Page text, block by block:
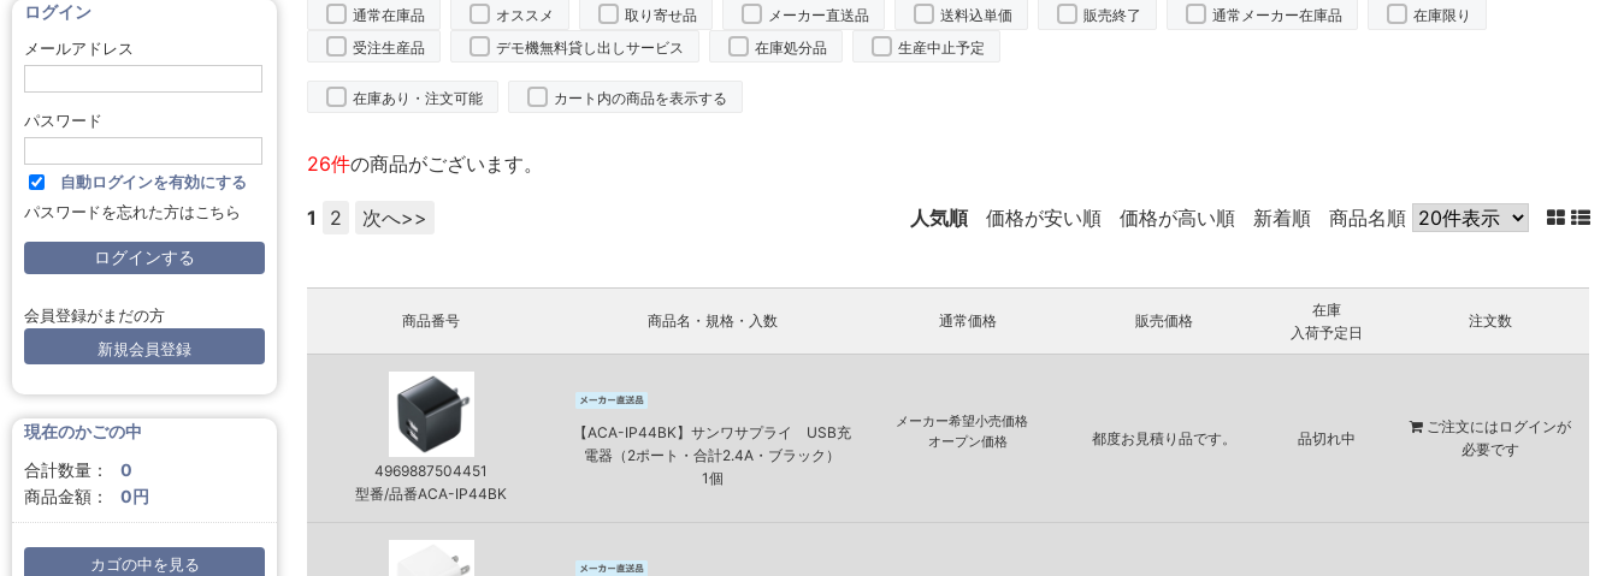
ログイン
メールアドレス
パスワード
自動ログインを有効にする
パスワードを忘れた方はこちら
会員登録がまだの方
新規会員登録
現在のかごの中
合計数量：
0
商品金額：
0円
カゴの中を見る
通常在庫品 オススメ 取り寄せ品 メーカー直送品 送料込単価 販売終了 通常メーカー在庫品
在庫限り
受注生産品
デモ機無料貸し出しサービス 在庫処分品 生産中止予定
在庫あり・注文可能 カート内の商品を表示する
26件の商品がございます。
人気順 価格が安い順 価格が高い順 新着順 商品名順
1 2 次へ>>
商品番号 商品名・規格・入数 通常価格 販売価格
在庫
入荷予定日
注文数
4969887504451
型番/品番ACA-IP44BK
【ACA-IP44BK】サンワサプライ USB充
電器（2ポート・合計2.4A・ブラック）
1個
メーカー希望小売価格
オープン価格
都度お見積り品です。 品切れ中
ご注文には ログインが
必要です